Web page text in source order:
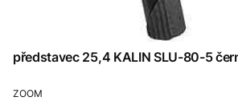
představec 25,4 KALIN SLU-80-5
PRODUCENT
ZOOM